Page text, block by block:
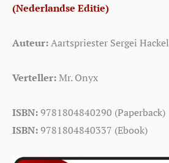
(Nederlandse Editie)
Auteur:Aartspriester Sergei Hackel
Verteller:Mr. Onyx
ISBN:9781804840290 (Paperback)
ISBN:9781804840337 (Ebook)